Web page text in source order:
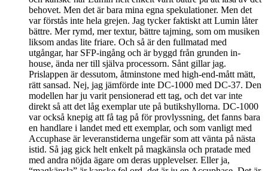
behovet. Men det är bara mina egna spekulationer. Men det
var förstås inte hela grejen. Jag tycker faktiskt att Lumin låter
bättre. Mer rymd, mer textur, bättre tajming, som om musiken
liksom andas lite friare. Och så är den fullmatad med
utgångar, har SFP-ingång och är byggd från grunden in-
house, ända ner till själva processorn. Sånt gillar jag.
Prislappen är dessutom, åtminstone med high-end-mått mätt,
rätt sansad. Nej, jag jämförde inte DC-1000 med DC-37. Den
modellen har ju varit pensionerad ett tag, och det var inte
direkt så att det låg exemplar ute på butikshyllorna. DC-1000
var också knepig att få tag på för provlyssning, det fanns bara
en handlare i landet med ett exemplar, och som vanligt med
Accuphase är leveranstiderna ungefär som att vänta på nästa
istid. Så jag gick helt enkelt på magkänsla och pratade med
med andra nöjda ägare om deras upplevelser. Eller ja,